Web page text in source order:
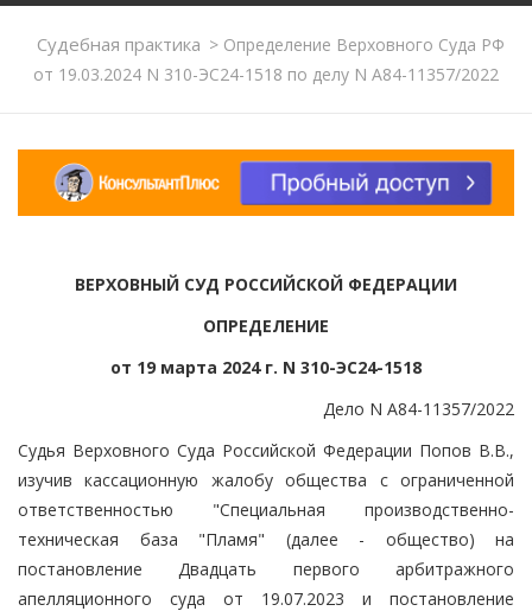
Судебная практика >Определение Верховного Суда РФ
от 19.03.2024 N 310-ЭС24-1518 по делу N А84-11357/2022
ВЕРХОВНЫЙ СУД РОССИЙСКОЙ ФЕДЕРАЦИИ
ОПРЕДЕЛЕНИЕ
от 19 марта 2024 г. N 310-ЭС24-1518
Дело N А84-11357/2022
Судья Верховного Суда Российской Федерации Попов В.В.,
изучив кассационную жалобу общества с ограниченной
ответственностью "Специальная производственно-
техническая база "Пламя" (далее - общество) на
постановление Двадцать первого арбитражного
апелляционного суда от 19.07.2023 и постановление